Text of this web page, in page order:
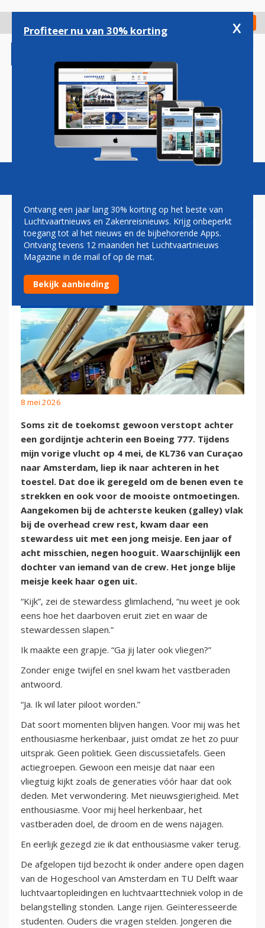
gaan
Check in
Magazine Podcasts Vacatures
KEUZEVRIJHEID
8 mei 2026
Soms zit de toekomst gewoon verstopt achter
een gordijntje achterin een Boeing 777. Tijdens
mijn vorige vlucht op 4 mei, de KL736 van Curaçao
naar Amsterdam, liep ik naar achteren in het
toestel. Dat doe ik geregeld om de benen even te
strekken en ook voor de mooiste ontmoetingen.
Aangekomen bij de achterste keuken (galley) vlak
bij de overhead crew rest, kwam daar een
stewardess uit met een jong meisje. Een jaar of
acht misschien, negen hooguit. Waarschijnlijk een
dochter van iemand van de crew. Het jonge blije
meisje keek haar ogen uit.
“Kijk”, zei de stewardess glimlachend, “nu weet je ook
eens hoe het daarboven eruit ziet en waar de
stewardessen slapen.”
Ik maakte een grapje. “Ga jij later ook vliegen?”
Zonder enige twijfel en snel kwam het vastberaden
antwoord.
“Ja. Ik wil later piloot worden.”
Dat soort momenten blijven hangen. Voor mij was het
enthousiasme herkenbaar, juist omdat ze het zo puur
uitsprak. Geen politiek. Geen discussietafels. Geen
actiegroepen. Gewoon een meisje dat naar een
vliegtuig kijkt zoals de generaties vóór haar dat ook
deden. Met verwondering. Met nieuwsgierigheid. Met
enthousiasme. Voor mij heel herkenbaar, het
vastberaden doel, de droom en de wens najagen.
En eerlijk gezegd zie ik dat enthousiasme vaker terug.
De afgelopen tijd bezocht ik onder andere open dagen
van de Hogeschool van Amsterdam en TU Delft waar
luchtvaartopleidingen en luchtvaarttechniek volop in de
belangstelling stonden. Lange rijen. Geïnteresseerde
studenten. Ouders die vragen stelden. Jongeren die
Profiteer nu van 30% korting x
Ontvang een jaar lang 30% korting op het beste van
Luchtvaartnieuws en Zakenreisnieuws. Krijg onbeperkt
toegang tot al het nieuws en de bijbehorende Apps.
Ontvang tevens 12 maanden het Luchtvaartnieuws
Magazine in de mail of op de mat.
Bekijk aanbieding